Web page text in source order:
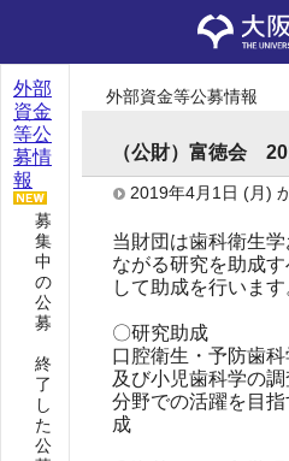
外部
資金
等公
募情
報
募
集
中
の
公
募
終
了
し
た
公
外部資金等公募情報
（公財）富徳会
2019年4月1日 (月)
当財団は歯科衛生
ながる研究を助成
して助成を行います
〇研究助成
口腔衛生・予防歯
及び小児歯科学の
分野での活躍を目
成